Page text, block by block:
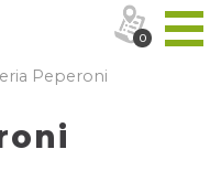
Peperoni
0